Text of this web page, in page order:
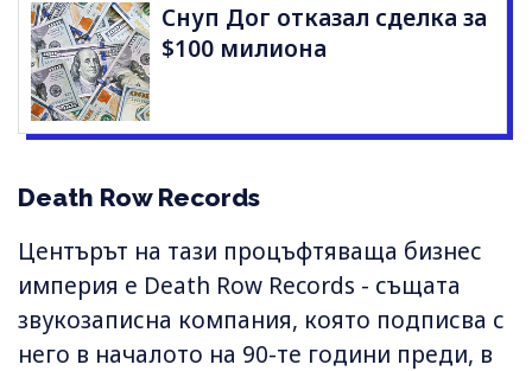
Снуп Дог отказал сделка за
$100 милиона
Death Row Records
Центърът на тази процъфтяваща бизнес
империя е Death Row Records - същата
звукозаписна компания, която подписва с
него в началото на 90-те години преди, в